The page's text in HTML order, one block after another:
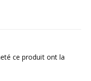
ce produit ont la